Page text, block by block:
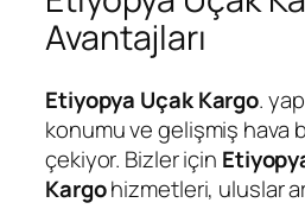
Avantajları
Etiyopya Uçak Kargo.
konumu ve gelişmiş hava
çekiyor. Bizler için
Kargohizmetleri, uluslar